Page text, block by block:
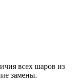
всех шаров из
замены.